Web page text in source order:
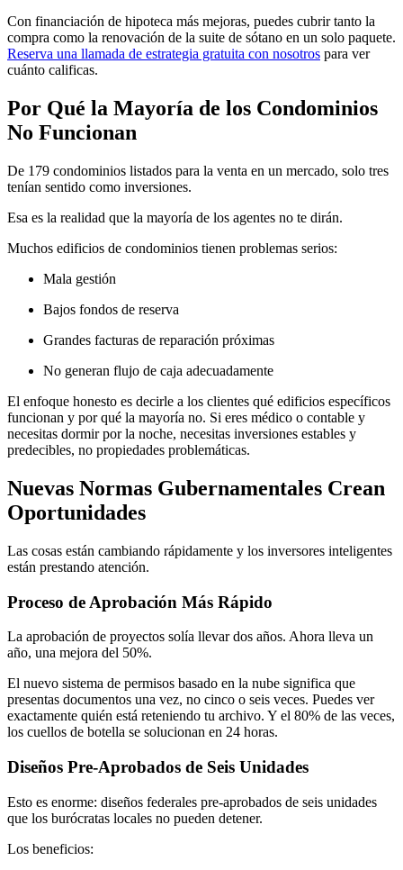
Con financiación de hipoteca más mejoras, puedes cubrir tanto la
compra como la renovación de la suite de sótano en un solo paquete.
Reserva una llamada de estrategia gratuita con nosotros para ver
cuánto calificas.
Por Qué la Mayoría de los Condominios
No Funcionan
De 179 condominios listados para la venta en un mercado, solo tres
tenían sentido como inversiones.
Esa es la realidad que la mayoría de los agentes no te dirán.
Muchos edificios de condominios tienen problemas serios:
Mala gestión
Bajos fondos de reserva
Grandes facturas de reparación próximas
No generan flujo de caja adecuadamente
El enfoque honesto es decirle a los clientes qué edificios específicos
funcionan y por qué la mayoría no. Si eres médico o contable y
necesitas dormir por la noche, necesitas inversiones estables y
predecibles, no propiedades problemáticas.
Nuevas Normas Gubernamentales Crean
Oportunidades
Las cosas están cambiando rápidamente y los inversores inteligentes
están prestando atención.
Proceso de Aprobación Más Rápido
La aprobación de proyectos solía llevar dos años. Ahora lleva un
año, una mejora del 50%.
El nuevo sistema de permisos basado en la nube significa que
presentas documentos una vez, no cinco o seis veces. Puedes ver
exactamente quién está reteniendo tu archivo. Y el 80% de las veces,
los cuellos de botella se solucionan en 24 horas.
Diseños Pre-Aprobados de Seis Unidades
Esto es enorme: diseños federales pre-aprobados de seis unidades
que los burócratas locales no pueden detener.
Los beneficios: